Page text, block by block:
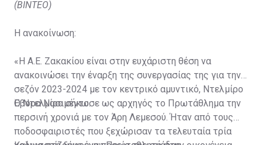
(ΒΙΝΤΕΟ)
Η ανακοίνωση:
«Η Α.Ε. Ζακακίου είναι στην ευχάριστη θέση να
ανακοινώσει την έναρξη της συνεργασίας της για την
σεζόν 2023-2024 με τον κεντρικό αμυντικό, Ντελμίρο
Έβορα Νασιμέντο.
Ο Ντελμίρο σήκωσε ως αρχηγός το Πρωτάθλημα την
περσινή χρονιά με τον Άρη Λεμεσού. Ήταν από τους
ποδοσφαιριστές που ξεχώρισαν τα τελευταία τρία